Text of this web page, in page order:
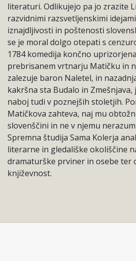
literaturi. Odlikujejo pa jo zrazite
razvidnimi razsvetljenskimi
iznajdljivosti in poštenosti
se je moral dolgo otepati s
1784 komedija končno
prebrisanem vrtnarju Matičku in
zalezuje baron Naletel, in
kakršna sta Budalo in
naboj tudi v poznejših stoletjih.
Matičkova zahteva, naj mu
slovenščini in ne v njemu
Spremna študija Sama Kolerja
literarne in gledališke okoliščine
dramaturške prviner in osebe ter
književnost.